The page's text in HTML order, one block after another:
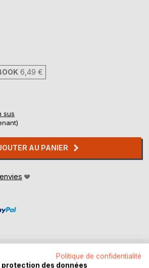
6,49 €
sus
AU PANIER
Politique de confidentialité
des données